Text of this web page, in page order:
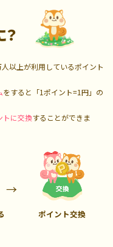
？
以上が利用しているポイント
をすると「1ポイント=1円」の
トに交換することができま
ポイント交換